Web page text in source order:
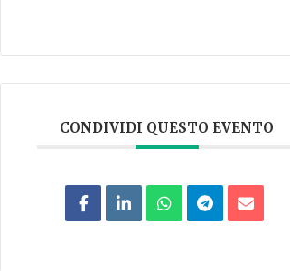
CONDIVIDI QUESTO EVENTO